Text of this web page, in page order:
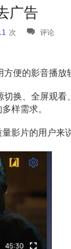
广告
次 评论
便的影音播放
换、全屏观
样需求。
影片的用户来